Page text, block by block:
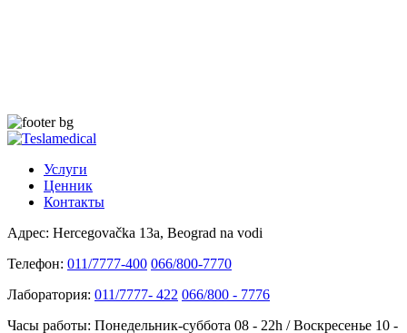
Услуги
Ценник
Контакты
Адрес: Hercegovačka 13a, Beograd na vodi
Телефон: 011/7777-400 066/800-7770
Лаборатория: 011/7777- 422 066/800 - 7776
Часы работы: Понедельник-суббота 08 - 22h / Воскресенье 10 -